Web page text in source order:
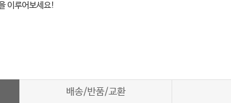
이루어보세요!
배송/반품/교환